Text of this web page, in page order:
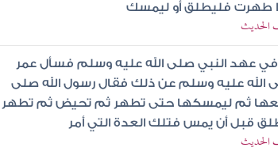
طهرت فليطلق أو ليمسك
الحديث
عهد النبي صلى الله عليه وسلم فسأل عمر
الله عليه وسلم عن ذلك فقال رسول الله صلى
ثم ليمسكها حتى تطهر ثم تحيض ثم تطهر
قبل أن يمس فتلك العدة التي أمر
الحديث